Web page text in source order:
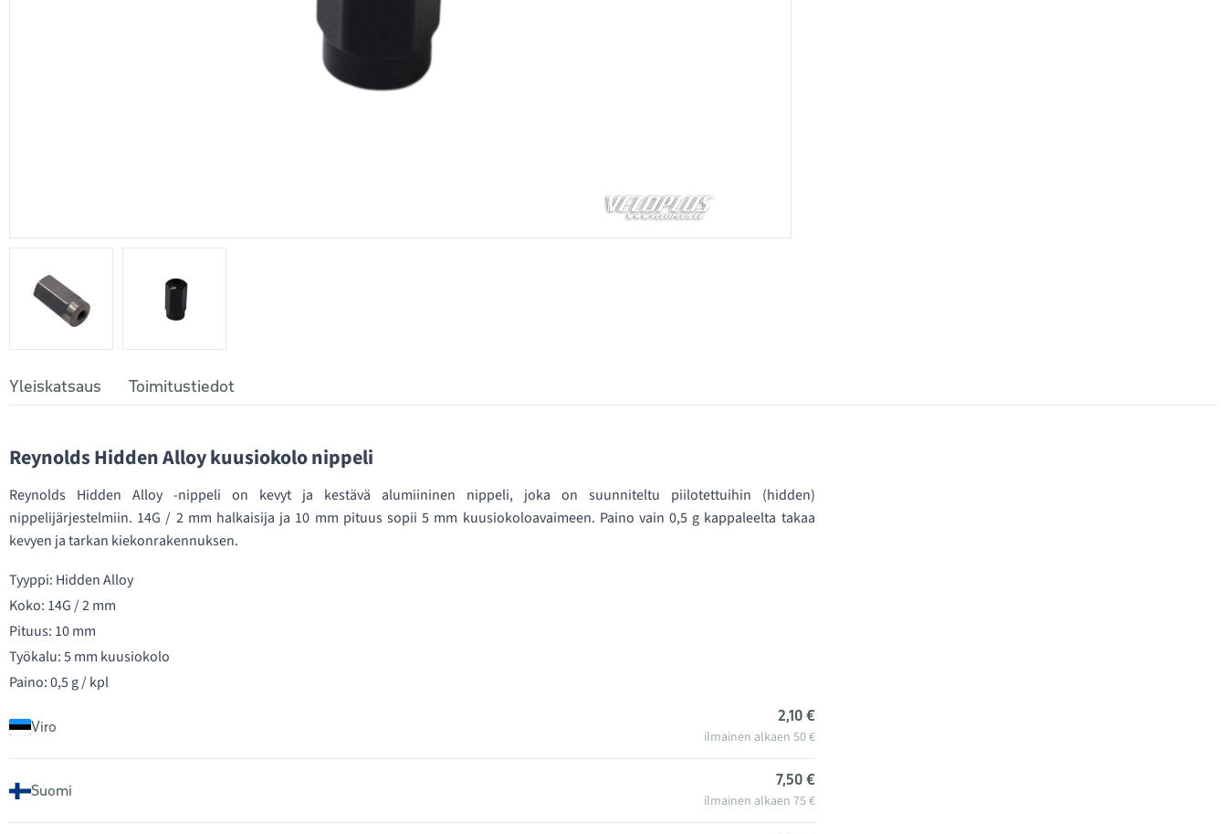
Yleiskatsaus Toimitustiedot
Reynolds Hidden Alloy kuusiokolo nippeli
Reynolds Hidden Alloy -nippeli on kevyt ja kestävä alumiininen nippeli, joka on suunniteltu piilotettuihin (hidden)
nippelijärjestelmiin. 14G / 2 mm halkaisija ja 10 mm pituus sopii 5 mm kuusiokoloavaimeen. Paino vain 0,5 g kappaleelta takaa
kevyen ja tarkan kiekonrakennuksen.
Tyyppi: Hidden Alloy
Koko: 14G / 2 mm
Pituus: 10 mm
Työkalu: 5 mm kuusiokolo
Paino: 0,5 g / kpl
Viro
2,10 €
ilmainen alkaen 50 €
Suomi
7,50 €
ilmainen alkaen 75 €